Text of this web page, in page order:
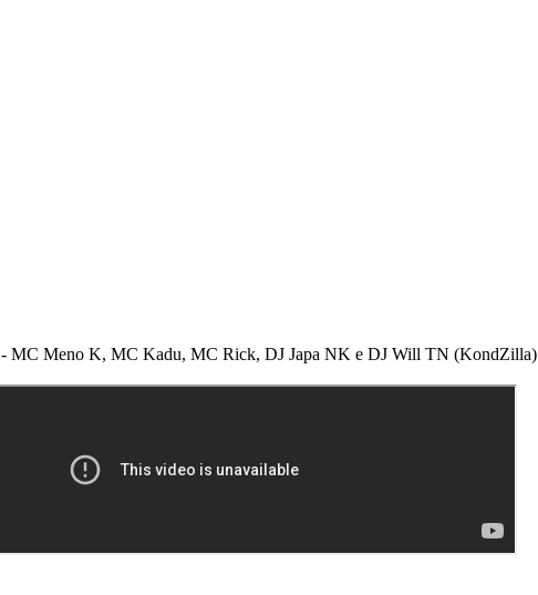
- MC Meno K, MC Kadu, MC Rick, DJ Japa NK e DJ Will TN (KondZilla)